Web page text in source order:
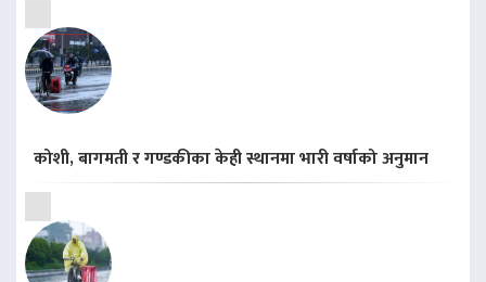
कोशी, बागमती र गण्डकीका केही स्थानमा भारी वर्षाको अनुमान